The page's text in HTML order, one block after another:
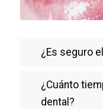
¿Es seguro
¿Cuánto
dental?